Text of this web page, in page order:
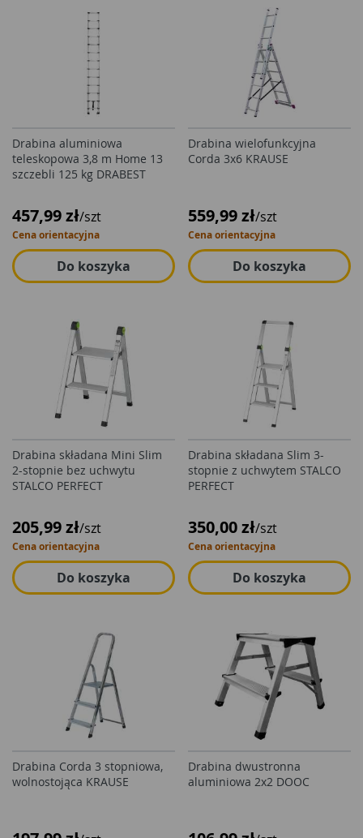
Drabina aluminiowa
teleskopowa 3,8 m Home 13
szczebli 125 kg DRABEST
457,99 zł/szt
Cena orientacyjna
Do koszyka
Drabina wielofunkcyjna
Corda 3x6 KRAUSE
559,99 zł/szt
Cena orientacyjna
Do koszyka
Drabina składana Mini Slim
2-stopnie bez uchwytu
STALCO PERFECT
205,99 zł/szt
Cena orientacyjna
Do koszyka
Drabina składana Slim 3-
stopnie z uchwytem STALCO
PERFECT
350,00 zł/szt
Cena orientacyjna
Do koszyka
Drabina Corda 3 stopniowa,
wolnostojąca KRAUSE
Drabina dwustronna
aluminiowa 2x2 DOOC